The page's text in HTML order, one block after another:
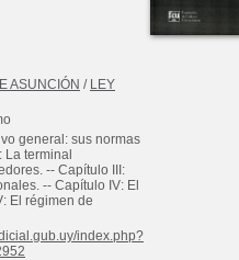
ASUNCIÓN / LEY
general: sus normas
La terminal
-- Capítulo III:
-- Capítulo IV: El
El régimen de
index.php?